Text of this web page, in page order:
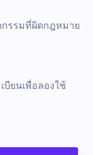
กรรมที่ผิดกฎหมาย
บียนเพื่อลองใช้